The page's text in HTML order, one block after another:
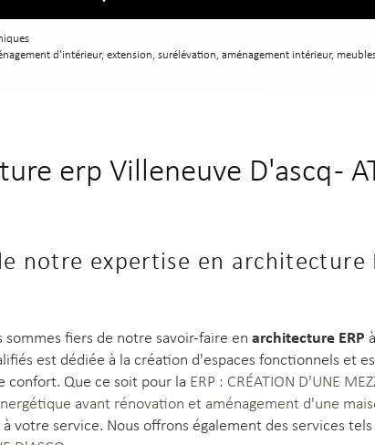
d'intérieur, extension, surélévation, aménagement intérieur, meubles
erp Villeneuve D'ascq -
notre expertise en architecture
sommes fiers de notre savoir-faire en architecture ERP
est dédiée à la création d'espaces fonctionnels et
confort. Que ce soit pour la ERP : CRÉATION D'UNE
avant rénovation et aménagement d'une
votre service. Nous offrons également des services tels